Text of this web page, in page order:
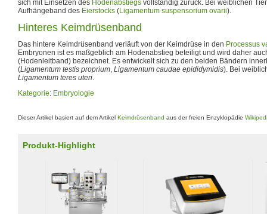
sich mit Einsetzen des Hodenabstiegs vollständig zurück. Bei weiblichen
Aufhängeband des Eierstocks (Ligamentum suspensorium ovarii).
Hinteres Keimdrüsenband
Das hintere Keimdrüsenband verläuft von der Keimdrüse in den Processus
Embryonen ist es maßgeblich am Hodenabstieg beteiligt und wird daher
(Hodenleitband) bezeichnet. Es entwickelt sich zu den beiden Bändern
(Ligamentum testis proprium, Ligamentum caudae epididymidis). Bei
Ligamentum teres uteri.
Kategorie: Embryologie
Dieser Artikel basiert auf dem Artikel Keimdrüsenband aus der freien Enzyklopädie
Produkt-Highlight